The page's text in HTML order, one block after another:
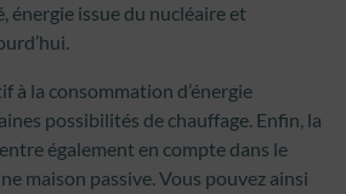
énergie issue du nucléaire et
à la consommation d’énergie
possibilités de chauffage. Enfin, la
également en compte dans le
maison passive. Vous pouvez ainsi